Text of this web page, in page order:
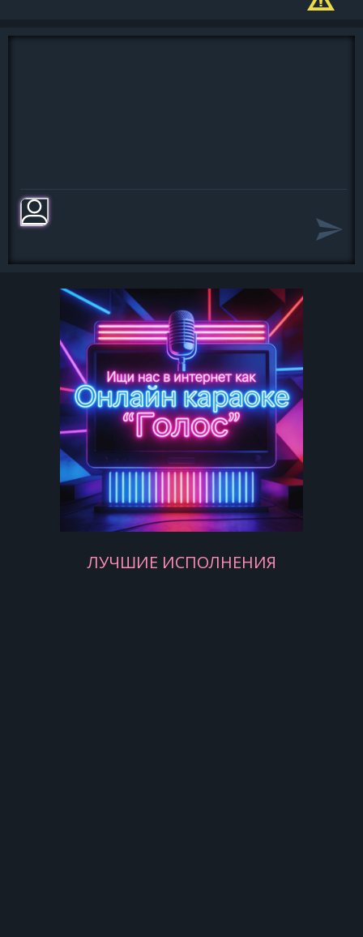
слышишь, мы поем, когда мы
Эта песня для тебя, а мне
подмигивает луна.
Это Новый год, эта новая попытка
счастье принесет,
В новый мир окно открыто, но
грустить нельзя,
Сказка вдруг закончилась, но
сбылась твоя мечта
И теперь ты веришь в чудеса.
ЛУЧШИЕ ИСПОЛНЕНИЯ